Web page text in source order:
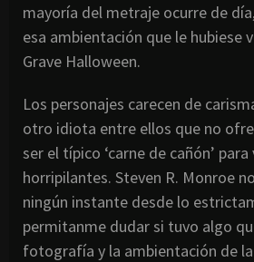
mayoría del metraje ocurre de
esa ambientación que le hubiese
Grave Halloween.
Los personajes carecen de
otro idiota entre ellos que no
ser el típico ‘carne de cañón’
horripilantes. Steven R. Monroe
ningún instante desde lo
permitanme dudar si tuvo algo
fotografía y la ambientación de